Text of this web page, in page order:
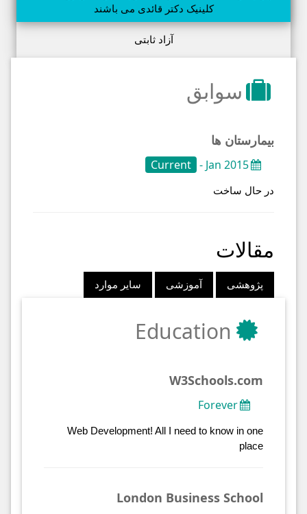
کلینیک دکتر قائدی می باشند
آزاد ثابتی
سوابق
بیمارستان ها
Jan 2015 -
Current
در حال ساخت
مقالات
پژوهشی آموزشی سایر موارد
Education
W3Schools.com
Forever
Web Development! All I need to know in one
place
London Business School